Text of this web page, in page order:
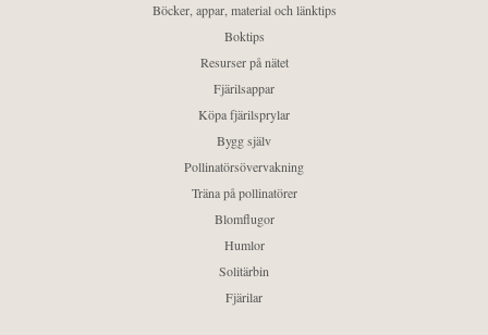
Böcker, appar, material och länktips
Boktips
Resurser på nätet
Fjärilsappar
Köpa fjärilsprylar
Bygg själv
Pollinatörsövervakning
Träna på pollinatörer
Blomflugor
Humlor
Solitärbin
Fjärilar